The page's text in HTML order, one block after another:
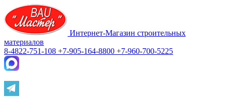
Интернет-Магазин строительных
материалов
8-4822-751-108 +7-905-164-8800 +7-960-700-5225